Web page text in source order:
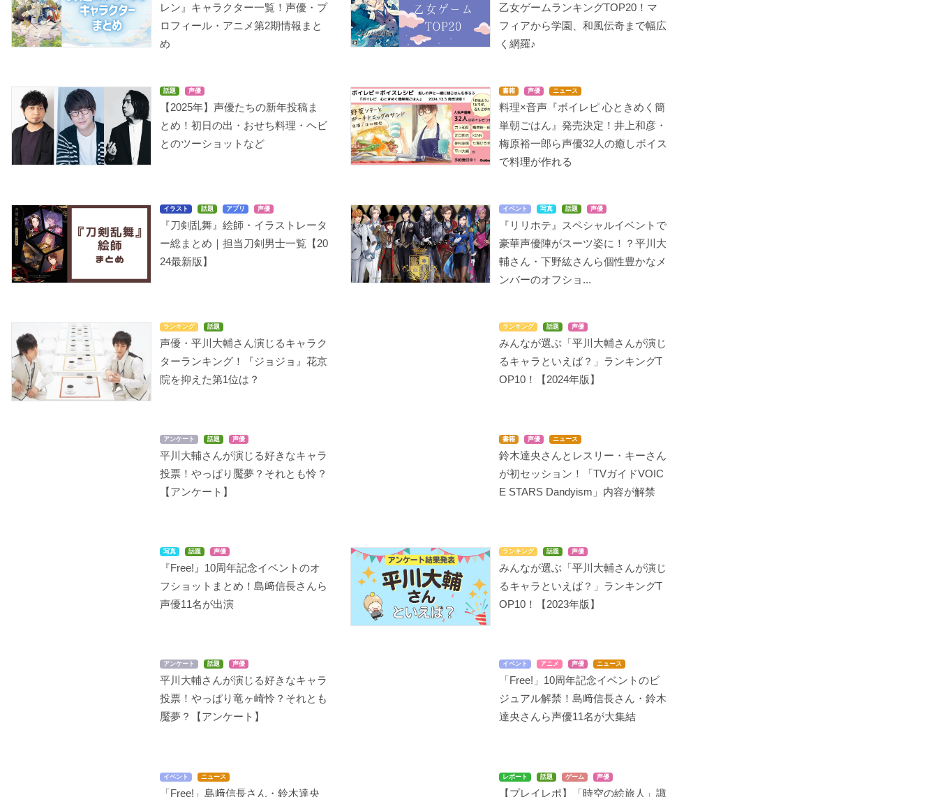
プリンス・オブ・スト
ライド オルタナティブ
黛静馬
Dance with Devils
棗坂シキ
スタミュ
柊翼
雨色ココア Rainy Colo
rへようこそ！
古賀シオン
ヤング ブラック・ジャ
ック
鯖目
実は私は
雨色ココア
古賀シオン
アルドノア・ゼロ(第2
クール)
ジョジョの奇妙な冒険
新妹魔王の契約者
斯波恭一
神様はじめました◎
翠郎
DIABOLIK LOVERS M
ORE,BLOOD
逆巻ライト
LOVE STAGE!!
アオハライド
カーニヴァル
百花繚乱 サムライブラ
柳生宗朗
まおゆう魔王勇者
冬の王子
遊☆戯☆王ZEXAL II(セ
カンド)
ドルベ
緋色の欠片 第二章
大蛇?卓
氷菓
緋色の欠片 ～逃れられ
殿といっしょ ～眼帯の
レン』キャラクター一覧！声優・プ
ロフィール・アニメ第2期情報まと
め
乙女ゲームランキングTOP20！マ
フィアから学園、和風伝奇まで幅広
く網羅♪
話題 声優
【2025年】声優たちの新年投稿ま
とめ！初日の出・おせち料理・ヘビ
とのツーショットなど
書籍 声優 ニュース
料理×音声『ボイレピ 心ときめく簡
単朝ごはん』発売決定！井上和彦・
梅原裕一郎ら声優32人の癒しボイス
で料理が作れる
イラスト 話題 アプリ 声優
『刀剣乱舞』絵師・イラストレータ
ー総まとめ｜担当刀剣男士一覧【20
24最新版】
イベント 写真 話題 声優
『リリホテ』スペシャルイベントで
豪華声優陣がスーツ姿に！？平川大
輔さん・下野紘さんら個性豊かなメ
ンバーのオフショ...
ランキング 話題
声優・平川大輔さん演じるキャラク
ターランキング！『ジョジョ』花京
院を抑えた第1位は？
ランキング 話題 声優
みんなが選ぶ「平川大輔さんが演じ
るキャラといえば？」ランキングT
OP10！【2024年版】
アンケート 話題 声優
平川大輔さんが演じる好きなキャラ
投票！やっぱり魘夢？それとも怜？
【アンケート】
書籍 声優 ニュース
鈴木達央さんとレスリー・キーさん
が初セッション！「TVガイドVOIC
E STARS Dandyism」内容が解禁
写真 話題 声優
『Free!』10周年記念イベントのオ
フショットまとめ！島﨑信長さんら
声優11名が出演
ランキング 話題 声優
みんなが選ぶ「平川大輔さんが演じ
るキャラといえば？」ランキングT
OP10！【2023年版】
アンケート 話題 声優
平川大輔さんが演じる好きなキャラ
投票！やっぱり竜ヶ崎怜？それとも
魘夢？【アンケート】
イベント アニメ 声優 ニュース
「Free!」10周年記念イベントのビ
ジュアル解禁！島﨑信長さん・鈴木
達央さんら声優11名が大集結
イベント ニュース
「Free!」島﨑信長さん・鈴木達央
レポート 話題 ゲーム 声優
【プレイレポ】「時空の絵旅人」諏